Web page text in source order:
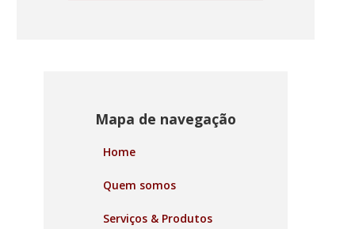
Mapa de navegação
Home
Quem somos
Serviços & Produtos